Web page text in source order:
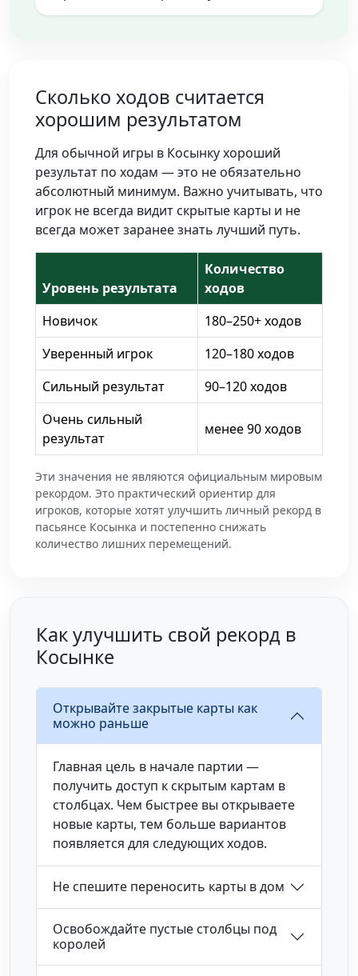
Сколько ходов считается
хорошим результатом
Для обычной игры в Косынку хороший
результат по ходам — это не обязательно
абсолютный минимум. Важно учитывать, что
игрок не всегда видит скрытые карты и не
всегда может заранее знать лучший путь.
Уровень результата
Количество
ходов
Новичок
180–250+ ходов
Уверенный игрок
120–180 ходов
Сильный результат
90–120 ходов
Очень сильный
результат
менее 90 ходов
Эти значения не являются официальным мировым
рекордом. Это практический ориентир для
игроков, которые хотят улучшить личный рекорд в
пасьянсе Косынка и постепенно снижать
количество лишних перемещений.
Как улучшить свой рекорд в
Косынке
Открывайте закрытые карты как
можно раньше
Главная цель в начале партии —
получить доступ к скрытым картам в
столбцах. Чем быстрее вы открываете
новые карты, тем больше вариантов
появляется для следующих ходов.
Не спешите переносить карты в дом
Освобождайте пустые столбцы под
королей